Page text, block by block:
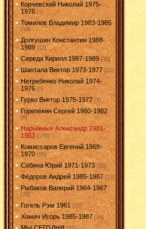
Корчевский Николай 1975-
1976 [1]
Томилов Владимир 1983-1985
[18]
Долгушин Константин 1988-
1989 [12]
Середа Кирилл 1987-1989 [35]
Шаптала Виктор 1973-1977 [21]
Нетребенко Николай 1974-
1976 [0]
Гурко Виктор 1975-1977 [1]
Горепёкин Сергей 1980-1982
[0]
Нарыжных Александр 1981-
1983 [172]
Комиссаров Евгений 1969-
1970 [58]
Собина Юрий 1971-1973 [20]
Фёдоров Андрей 1985-1987 [13]
Рыбаков Валерий 1964-1967
[28]
Гогель Рэм 1961 [15]
Хомич Игорь 1985-1987 [14]